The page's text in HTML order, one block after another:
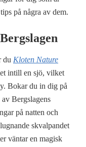
på några av dem.
du Kloten Nature
intill en sjö, vilket
Bokar du in dig på
Bergslagens
på natten och
skvalpandet
väntar en magisk